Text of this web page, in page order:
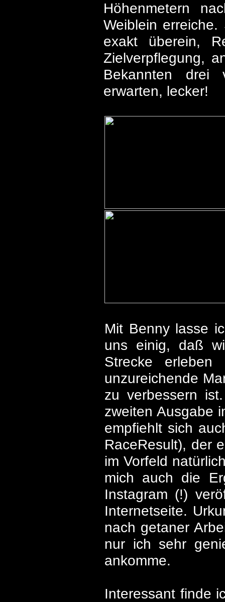
Höhenmetern
Weiblein
exakt überein,
Zielverpflegung,
Bekannten drei
erwarten, lecker!
Mit Benny lasse
uns einig, daß
Strecke
unzureichende
zu verbessern
zweiten Ausgabe
empfiehlt sich
RaceResult), der
im Vorfeld
mich auch die
Instagram (!)
Internetseite.
nach getaner
nur ich sehr
ankomme.
Interessant finde